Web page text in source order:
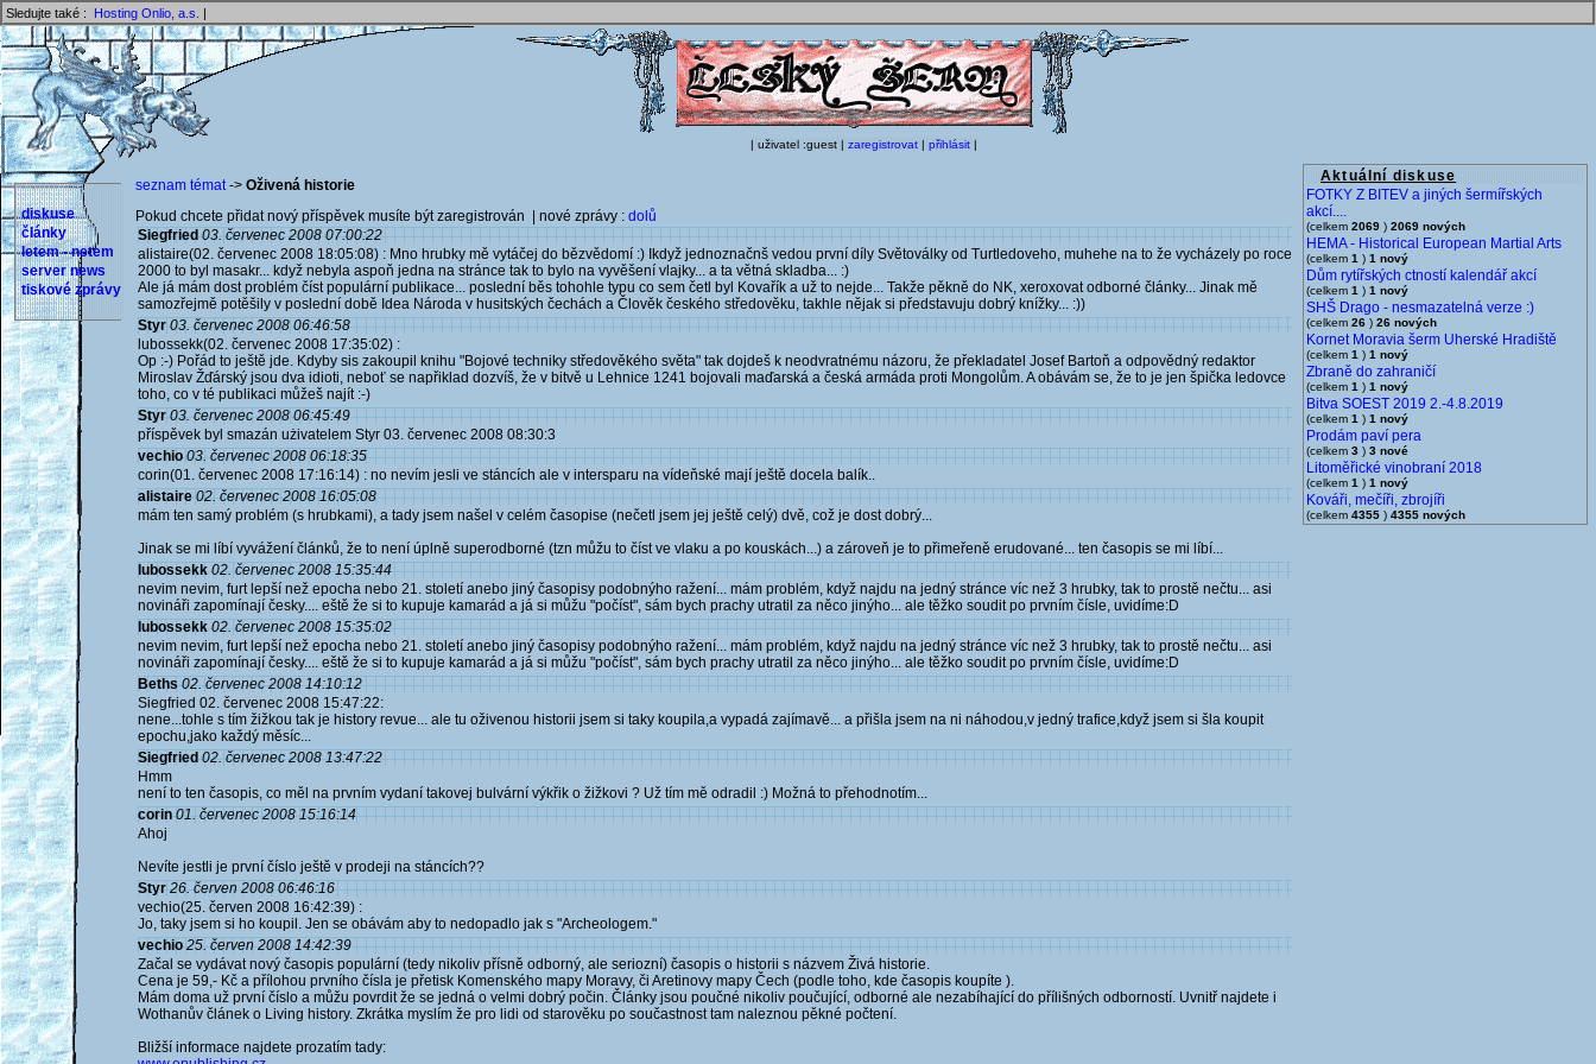
Sledujte také : Hosting Onlio, a.s. |
| uživatel :guest | zaregistrovat | přihlásit |
Aktuální diskuse
FOTKY Z BITEV a jiných šermířských
akcí....
(celkem 2069 ) 2069 nových
HEMA - Historical European Martial Arts
(celkem 1 ) 1 nový
Dům rytířských ctností kalendář akcí
(celkem 1 ) 1 nový
SHŠ Drago - nesmazatelná verze :)
(celkem 26 ) 26 nových
Kornet Moravia šerm Uherské Hradiště
(celkem 1 ) 1 nový
Zbraně do zahraničí
(celkem 1 ) 1 nový
Bitva SOEST 2019 2.-4.8.2019
(celkem 1 ) 1 nový
Prodám paví pera
(celkem 3 ) 3 nové
Litoměřické vinobraní 2018
(celkem 1 ) 1 nový
Kováři, mečíři, zbrojíři
(celkem 4355 ) 4355 nových
diskuse
články
letem - netem
server news
tiskové zprávy
seznam témat-> Oživená historie
Pokud chcete přidat nový příspěvek musíte být zaregistrován | nové zprávy : dolů
Siegfried 03. červenec 2008 07:00:22
alistaire(02. červenec 2008 18:05:08) : Mno hrubky mě vytáčej do bězvědomí :) Ikdyž jednoznačnš vedou první díly Světoválky od Turtledoveho, muhehe na to že vycházely po roce
2000 to byl masakr... když nebyla aspoň jedna na stránce tak to bylo na vyvěšení vlajky... a ta větná skladba... :)
Ale já mám dost problém číst populární publikace... poslední běs tohohle typu co sem četl byl Kovařík a už to nejde... Takže pěkně do NK, xeroxovat odborné články... Jinak mě
samozřejmě potěšily v poslední době Idea Národa v husitských čechách a Člověk českého středověku, takhle nějak si představuju dobrý knížky... :))
Styr 03. červenec 2008 06:46:58
lubossekk(02. červenec 2008 17:35:02) :
Op :-) Pořád to ještě jde. Kdyby sis zakoupil knihu "Bojové techniky středověkého světa" tak dojdeš k neodvratnému názoru, že překladatel Josef Bartoň a odpovědný redaktor
Miroslav Žďárský jsou dva idioti, neboť se napřiklad dozvíš, že v bitvě u Lehnice 1241 bojovali maďarská a česká armáda proti Mongolům. A obávám se, že to je jen špička ledovce
toho, co v té publikaci můžeš najít :-)
Styr 03. červenec 2008 06:45:49
příspěvek byl smazán użivatelem Styr 03. červenec 2008 08:30:3
vechio 03. červenec 2008 06:18:35
corin(01. červenec 2008 17:16:14) : no nevím jesli ve stáncích ale v intersparu na vídeňské mají ještě docela balík..
alistaire 02. červenec 2008 16:05:08
mám ten samý problém (s hrubkami), a tady jsem našel v celém časopise (nečetl jsem jej ještě celý) dvě, což je dost dobrý...
Jinak se mi líbí vyvážení článků, že to není úplně superodborné (tzn můžu to číst ve vlaku a po kouskách...) a zároveň je to přimeřeně erudované... ten časopis se mi líbí...
lubossekk 02. červenec 2008 15:35:44
nevim nevim, furt lepší než epocha nebo 21. století anebo jiný časopisy podobnýho ražení... mám problém, když najdu na jedný stránce víc než 3 hrubky, tak to prostě nečtu... asi
novináři zapomínají česky.... eště že si to kupuje kamarád a já si můžu "počíst", sám bych prachy utratil za něco jinýho... ale těžko soudit po prvním čísle, uvidíme:D
lubossekk 02. červenec 2008 15:35:02
nevim nevim, furt lepší než epocha nebo 21. století anebo jiný časopisy podobnýho ražení... mám problém, když najdu na jedný stránce víc než 3 hrubky, tak to prostě nečtu... asi
novináři zapomínají česky.... eště že si to kupuje kamarád a já si můžu "počíst", sám bych prachy utratil za něco jinýho... ale těžko soudit po prvním čísle, uvidíme:D
Beths 02. červenec 2008 14:10:12
Siegfried 02. červenec 2008 15:47:22:
nene...tohle s tím žižkou tak je history revue... ale tu oživenou historii jsem si taky koupila,a vypadá zajímavě... a přišla jsem na ni náhodou,v jedný trafice,když jsem si šla koupit
epochu,jako každý měsíc...
Siegfried 02. červenec 2008 13:47:22
Hmm
není to ten časopis, co měl na prvním vydaní takovej bulvární výkřik o žižkovi ? Už tím mě odradil :) Možná to přehodnotím...
corin 01. červenec 2008 15:16:14
Ahoj
Nevíte jestli je první číslo ještě v prodeji na stáncích??
Styr 26. červen 2008 06:46:16
vechio(25. červen 2008 16:42:39) :
Jo, taky jsem si ho koupil. Jen se obávám aby to nedopadlo jak s "Archeologem."
vechio 25. červen 2008 14:42:39
Začal se vydávat nový časopis populární (tedy nikoliv přísně odborný, ale seriozní) časopis o historii s názvem Živá historie.
Cena je 59,- Kč a přílohou prvního čísla je přetisk Komenského mapy Moravy, či Aretinovy mapy Čech (podle toho, kde časopis koupíte ).
Mám doma už první číslo a můžu povrdit že se jedná o velmi dobrý počin. Články jsou poučné nikoliv poučující, odborné ale nezabíhající do přílišných odborností. Uvnitř najdete i
Wothanův článek o Living history. Zkrátka myslím že pro lidi od starověku po součastnost tam naleznou pěkné počtení.
Bližší informace najdete prozatím tady: